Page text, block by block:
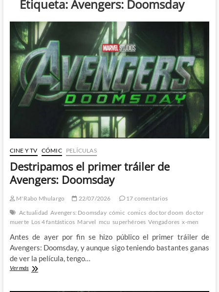
Etiqueta:Avengers: Doomsday
CINE Y TV CÓMIC PELÍCULAS
Destripamos el primer tráiler de
Avengers: Doomsday
M'Rabo Mhulargo 22/07/2026
17 comentarios
Actualidad Avengers: Doomsday cómic comics doctor doom doctor
muerte Los 4 fantásticos Marvel mcu superhéroes Vengadores x-men
Antes de ayer por fin se hizo público el primer tráiler de
Avengers: Doomsday, y aunque sigo teniendo bastantes ganas
de ver la película, tengo…
Ver másDestripamos